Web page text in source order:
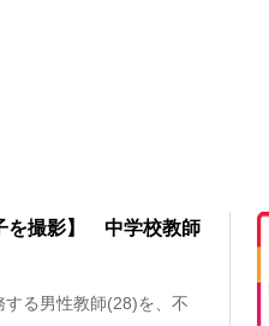
を撮影】 中学校教師
る男性教師(28)を、不